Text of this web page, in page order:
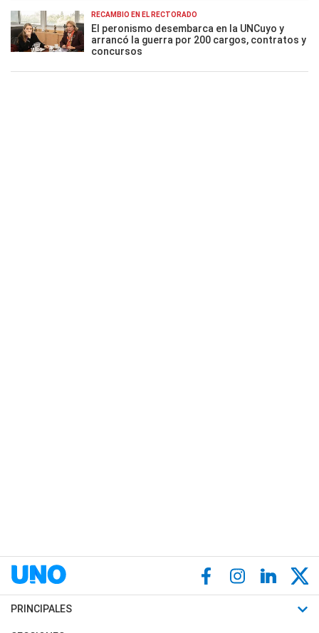
RECAMBIO EN EL RECTORADO
El peronismo desembarca en la UNCuyo y
arrancó la guerra por 200 cargos, contratos y
concursos
PRINCIPALES